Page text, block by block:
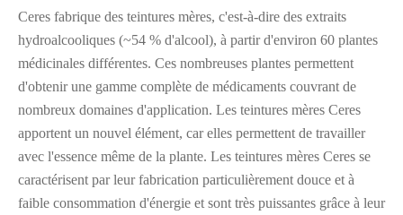
Ceres fabrique des teintures mères, c'est-à-dire des extraits
hydroalcooliques (~54 % d'alcool), à partir d'environ 60 plantes
médicinales différentes. Ces nombreuses plantes permettent
d'obtenir une gamme complète de médicaments couvrant de
nombreux domaines d'application. Les teintures mères Ceres
apportent un nouvel élément, car elles permettent de travailler
avec l'essence même de la plante. Les teintures mères Ceres se
caractérisent par leur fabrication particulièrement douce et à
faible consommation d'énergie et sont très puissantes grâce à leur